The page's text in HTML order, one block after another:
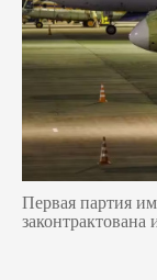
Первая партия
законтрактована